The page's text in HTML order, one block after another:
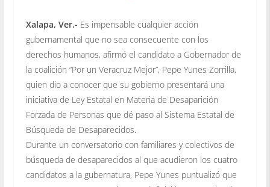
Xalapa, Ver.- Es impensable cualquier acción
gubernamental que no sea consecuente con los
derechos humanos, afirmó el candidato a Gobernador de
la coalición “Por un Veracruz Mejor”, Pepe Yunes Zorrilla,
quien dio a conocer que su gobierno presentará una
iniciativa de Ley Estatal en Materia de Desaparición
Forzada de Personas que dé paso al Sistema Estatal de
Búsqueda de Desaparecidos.
Durante un conversatorio con familiares y colectivos de
búsqueda de desaparecidos al que acudieron los cuatro
candidatos a la gubernatura, Pepe Yunes puntualizó que